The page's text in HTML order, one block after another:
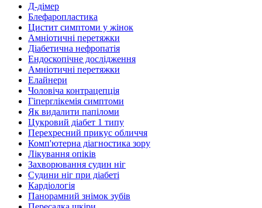
Д-дімер
Блефаропластика
Цистит симптоми у жінок
Амніотичні перетяжки
Діабетична нефропатія
Ендоскопічне дослідження
Амніотичні перетяжки
Елайнери
Чоловіча контрацепція
Гіперглікемія симптоми
Як видалити папіломи
Цукровий діабет 1 типу
Перехресний прикус обличчя
Комп'ютерна діагностика зору
Лікування опіків
Захворювання судин ніг
Судини ніг при діабеті
Кардіологія
Панорамний знімок зубів